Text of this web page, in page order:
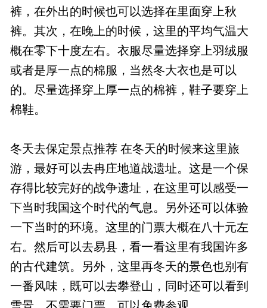
裤，在外出的时候也可以选择在里面穿上秋
裤。其次，在晚上的时候，这里的平均气温大
概在零下十度左右。衣服尽量选择穿上羽绒服
或者是厚一点的棉服，当然冬大衣也是可以
的。尽量选择穿上厚一点的棉裤，鞋子要穿上
棉鞋。
冬天去保定景点推荐 在冬天的时候来这里旅
游，最好可以去冉庄地道战遗址。这是一个保
存得比较完好的战争遗址，在这里可以感受一
下当时我国这个时代的气息。另外还可以体验
一下当时的环境。这里的门票大概在八十元左
右。然后可以去易县，看一看这里有我国许多
的古代建筑。另外，这里再冬天的景色也别有
一番风味，既可以去攀登山，同时还可以看到